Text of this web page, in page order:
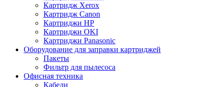
Картридж Xerox
Картридж Сanon
Картриджи HP
Картриджи OKI
Картриджи Panasonic
Оборудование для заправки картриджей
Пакеты
Фильтр для пылесоса
Офисная техника
Кабели